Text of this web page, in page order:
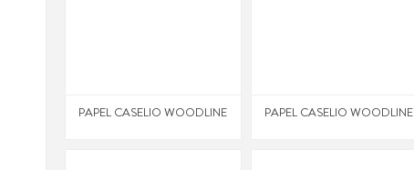
PAPEL CASELIO WOODLINE PAPEL CASELIO WOODLINE